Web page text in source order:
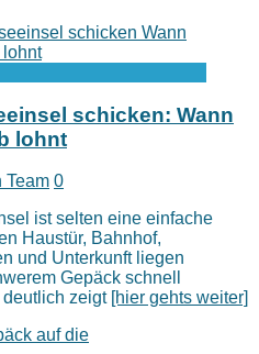
schicken: Wann
lohnt
Team 0
ist selten eine einfache
Haustür, Bahnhof,
und Unterkunft liegen
Gepäck schnell
deutlich zeigt [hier gehts weiter]